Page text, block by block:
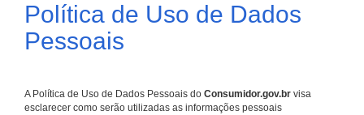
Política de Uso de Dados
Pessoais
A Política de Uso de Dados Pessoais do Consumidor.gov.br visa
esclarecer como serão utilizadas as informações pessoais